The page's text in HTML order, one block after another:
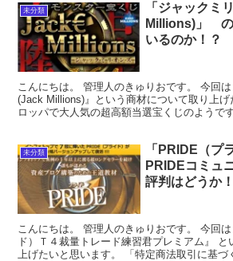
未分類
「ジャックミ
Millions)」 の
いるのか！？
こんにちは。 管理人のきゅりおです。 今回
(Jack Millions)』という商材について取り上
ロッパで大人気の超高額当選宝くじのようで
未分類
「PRIDE（プ
PRIDEコミュ
評判はどうか
こんにちは。 管理人のきゅりおです。 今回
ド）Ｔ４裁量トレード練習君プレミアム』 と
上げたいと思います。 「特定商法取引に基づ